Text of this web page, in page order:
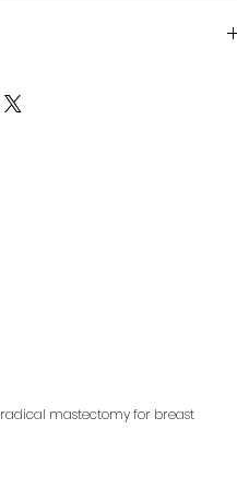
。量開門見山，以便建立互信，讓
請盡量開門見山，以便建立互信，
radical mastectomy for breast